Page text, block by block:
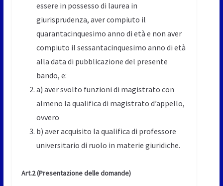
essere in possesso di laurea in
giurisprudenza, aver compiuto il
quarantacinquesimo anno di età e non aver
compiuto il sessantacinquesimo anno di età
alla data di pubblicazione del presente
bando, e:
a) aver svolto funzioni di magistrato con
almeno la qualifica di magistrato d’appello,
ovvero
b) aver acquisito la qualifica di professore
universitario di ruolo in materie giuridiche.
Art.2(Presentazione delle domande)